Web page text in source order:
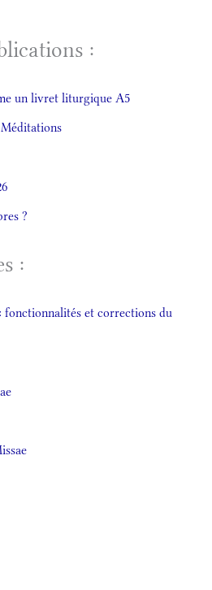
:
un livret liturgique A5
?
:
et corrections du